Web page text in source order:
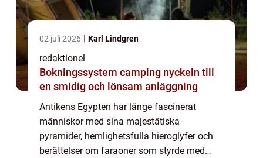
02 juli 2026 Karl Lindgren
redaktionel
Bokningssystem camping nyckeln till
en smidig och lönsam anläggning
Antikens Egypten har länge fascinerat
människor med sina majestätiska
pyramider, hemlighetsfulla hieroglyfer och
berättelser om faraoner som styrde med